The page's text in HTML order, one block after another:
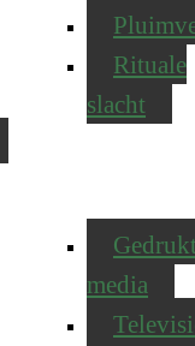
Rituale
slacht
media